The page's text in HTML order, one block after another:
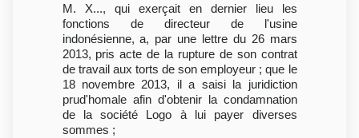
M. X..., qui exerçait en dernier lieu les
fonctions de directeur de l'usine
indonésienne, a, par une lettre du 26 mars
2013, pris acte de la rupture de son contrat
de travail aux torts de son employeur ; que le
18 novembre 2013, il a saisi la juridiction
prud'homale afin d'obtenir la condamnation
de la société Logo à lui payer diverses
sommes ;